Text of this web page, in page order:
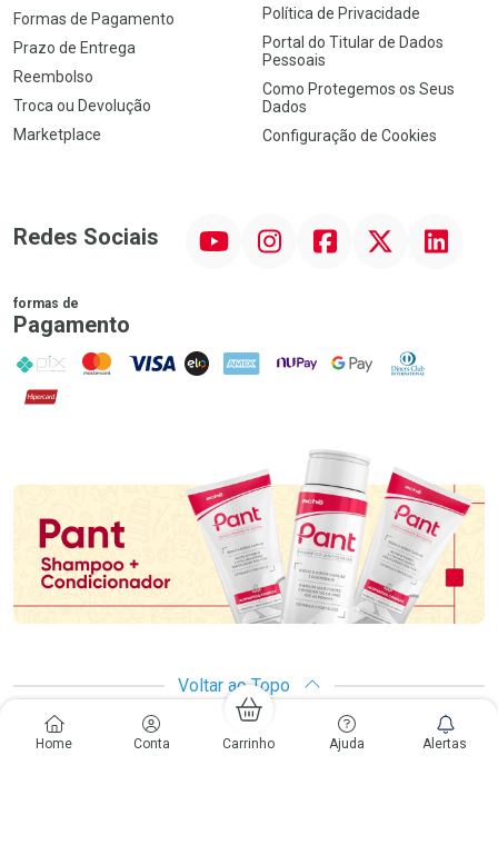
Home Conta Carrinho Ajuda Alertas
Formas de Pagamento
Prazo de Entrega
Reembolso
Troca ou Devolução
Marketplace
Política de Privacidade
Portal do Titular de Dados
Pessoais
Como Protegemos os Seus
Dados
Configuração de Cookies
Redes Sociais InstagramFacebook Linkedin
formas de
Pagamento
PIX MasterCard
VISA ELO AMEX NuPay Google PayDiners Club
Hipercard
Voltar ao Topo